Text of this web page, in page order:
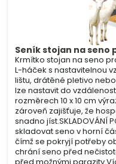
Seník stojan na seno
Krmítko stojan na seno
L-háček s nastavitelnou
lištu, drátěné pletivo
lze nastavit do
rozměrech 10 x 10 cm
zároveň zajišťuje, že
snadno jíst.SKLADOVÁNÍ
skladovat seno v horní
čímž se pokryjí potřeby
chrání seno před
před možnými